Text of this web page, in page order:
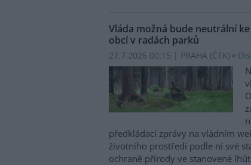
Vláda možná bude neutrální
obcí v radách parků
27.7.2026 00:15 | PRAHA (ČTK)
předkládací zprávy na vládním
životního prostředí podle ní své
ochraně přírody ve stanovené